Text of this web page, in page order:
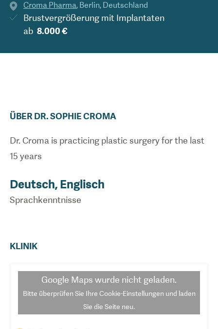
Croma Pharma, Berlin, Deutschland
Brustvergrößerung mit Implantaten
ab 8.000 €
ÜBER DR.SOPHIECROMA
Dr. Croma is practicing plastic surgery for the last
15 years
Deutsch, Englisch
Sprachkenntnisse
KLINIK
Google Maps wurde nicht geladen.
Bitte überprüfen Sie Ihre Cookie-Einstellungen und laden
Sie die Seite neu.